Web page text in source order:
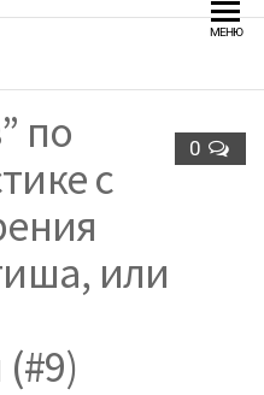
МЕНЮ
0
по
с
или